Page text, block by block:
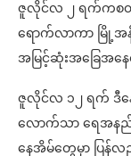
ဇူလိုင်လ ၂ ရက်ကစတင်
ရောက်လာကာ မြို့အနိ
အမြင့်ဆုံးအခြေအနေ
ဇူလိုင်လ ၁၂ ရက် ဒီန
လောက်သာ ရေအနည်
နေအိမ်တွေမှာ ပြန်